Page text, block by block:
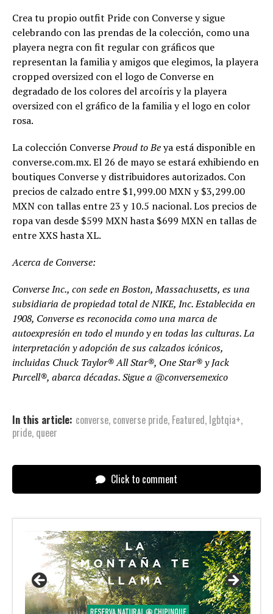
Crea tu propio outfit Pride con Converse y sigue
celebrando con las prendas de la colección, como una
playera negra con fit regular con gráficos que
representan la familia y amigos que elegimos, la playera
cropped oversized con el logo de Converse en
degradado de los colores del arcoíris y la playera
oversized con el gráfico de la familia y el logo en color
rosa.
La colección ConverseProud to Beya está disponible en
converse.com.mx. El 26 de mayo se estará exhibiendo en
boutiques Converse y distribuidores autorizados. Con
precios de calzado entre $1,999.00 MXN y $3,299.00
MXN con tallas entre 23 y 10.5 nacional. Los precios de
ropa van desde $599 MXN hasta $699 MXN en tallas de
entre XXS hasta XL.
Acerca de Converse:
Converse Inc., con sede en Boston, Massachusetts, es una
subsidiaria de propiedad total de NIKE, Inc. Establecida en
1908, Converse es reconocida como una marca de
autoexpresión en todo el mundo y en todas las culturas. La
interpretación y adopción de sus calzados icónicos,
incluidas Chuck Taylor® All Star®, One Star® y Jack
Purcell®, abarca décadas. Sigue a @conversemexico
In this article: converse, converse pride, Featured, lgbtqia+,
pride, queer
Click to comment